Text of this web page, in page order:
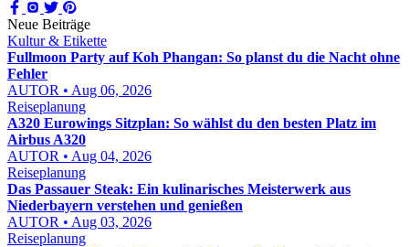
Neue Beiträge
Kultur & Etikette
Fullmoon Party auf Koh Phangan: So planst du die Nacht ohne
Fehler
AUTOR • Aug 06, 2026
Reiseplanung
A320 Eurowings Sitzplan: So wählst du den besten Platz im
Airbus A320
AUTOR • Aug 04, 2026
Reiseplanung
Das Passauer Steak: Ein kulinarisches Meisterwerk aus
Niederbayern verstehen und genießen
AUTOR • Aug 03, 2026
Reiseplanung